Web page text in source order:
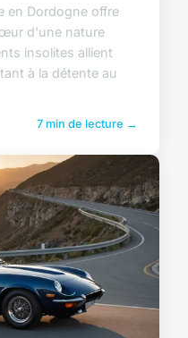
en Dordogne offre
d'une nature
insolites allient
à la détente au
7 min de lecture →